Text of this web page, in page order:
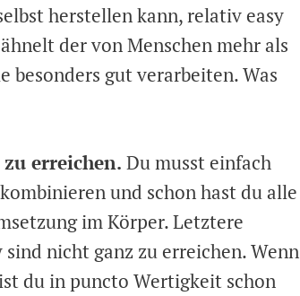
herstellen kann, relativ easy
der von Menschen mehr als
besonders gut verarbeiten. Was
erreichen. Du musst einfach
und schon hast du alle
im Körper. Letztere
nicht ganz zu erreichen. Wenn
du in puncto Wertigkeit schon